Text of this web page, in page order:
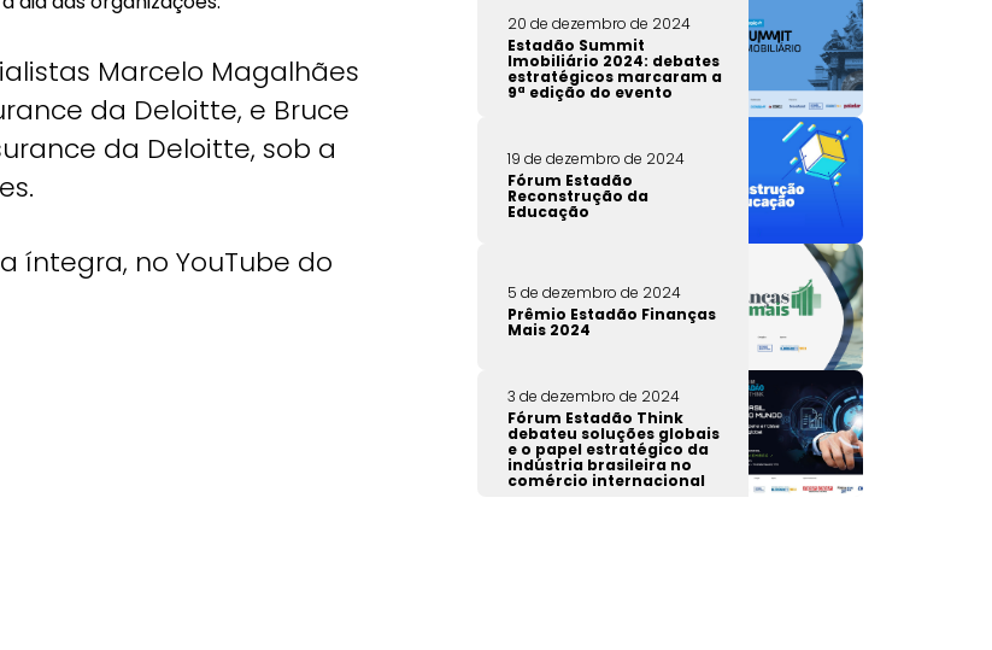
Marcelo Magalhães
da Deloitte, e Bruce
da Deloitte, sob a
íntegra, no YouTube do
20 de dezembro de 2024
Estadão Summit
Imobiliário 2024: debates
estratégicos marcaram a
9ª edição do evento
19 de dezembro de 2024
Fórum Estadão
Reconstrução da
Educação
5 de dezembro de 2024
Prêmio Estadão Finanças
Mais 2024
3 de dezembro de 2024
Fórum Estadão Think
debateu soluções globais
e o papel estratégico da
indústria brasileira no
comércio internacional